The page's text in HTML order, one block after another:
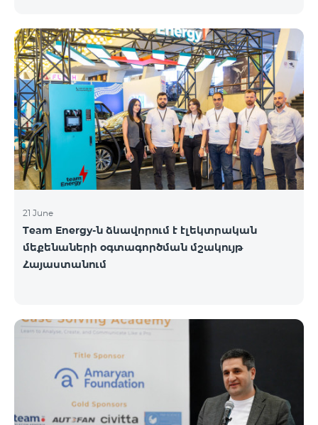
փաթեթի բաժանորդները կստանան 10
փաթեթից։
21 June
Team Energy-ն ձևավորում է էլեկտրական
մեքենաների օգտագործման մշակույթ
Հայաստանում